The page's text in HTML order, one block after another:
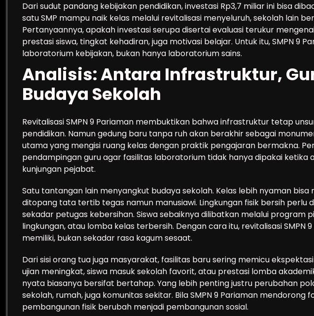
Dari sudut pandang kebijakan pendidikan, investasi Rp3,7 miliar ini bisa
satu SMP mampu naik kelas melalui revitalisasi menyeluruh, sekolah lain
Pertanyaannya, apakah investasi serupa disertai evaluasi terukur
prestasi siswa, tingkat kehadiran, juga motivasi belajar. Untuk itu, SMPN 9
laboratorium kebijakan, bukan hanya laboratorium sains.
Analisis: Antara Infrastruktur,
Budaya Sekolah
Revitalisasi SMPN 9 Pariaman membuktikan bahwa infrastruktur tetap
pendidikan. Namun gedung baru tanpa ruh akan berakhir sebagai
utama yang mengisi ruang kelas dengan praktik pengajaran bermakna.
pendampingan guru agar fasilitas laboratorium tidak hanya dipakai ketika
kunjungan pejabat.
Satu tantangan lain menyangkut budaya sekolah. Kelas lebih nyaman bisa
ditopang tata tertib tegas namun manusiawi. Lingkungan fisik bersih perlu
sekadar petugas kebersihan. Siswa sebaiknya dilibatkan melalui program
lingkungan, atau lomba kelas terbersih. Dengan cara itu, revitalisasi SMPN
memiliki, bukan sekadar rasa kagum sesaat.
Dari sisi orang tua juga masyarakat, fasilitas baru sering memicu
ujian meningkat, siswa masuk sekolah favorit, atau prestasi lomba
nyata biasanya bersifat bertahap. Yang lebih penting justru perubahan
sekolah, rumah, juga komunitas sekitar. Bila SMPN 9 Pariaman mendorong
pembangunan fisik berubah menjadi pembangunan sosial.